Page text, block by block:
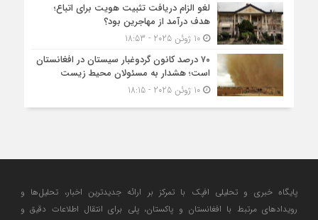
لغو الزام دریافت تثبیت هویت برای اتباع؛
هدف درآمد از مهاجرین بود؟
10 ژوئن 2025 - 18:53
۷۰ درصد کانون گردوغبار سیستان در افغانستان
است؛ هشدار به مسئولان محیط زیست
10 ژوئن 2025 - 18:15
پایگاه خبری و تحلیلی افپک با تمرکز بر ارائه جدیدترین اخبار، تحلیل‌ها و
رویدادهای مرتبط با افغانستان و پاکستان، پلی برای انتقال اطلاعات دقیق و